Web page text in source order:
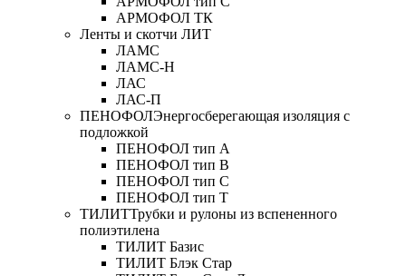
АРМОФОЛ ТК
Ленты и скотчи ЛИТ
ЛАМС
ЛАМС-Н
ЛАС
ЛАС-П
ПЕНОФОЛЭнергосберегающая изоляция с
подложкой
ПЕНОФОЛ тип А
ПЕНОФОЛ тип B
ПЕНОФОЛ тип C
ПЕНОФОЛ тип T
ТИЛИТТрубки и рулоны из вспененного
полиэтилена
ТИЛИТ Базис
ТИЛИТ Блэк Стар